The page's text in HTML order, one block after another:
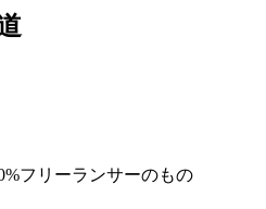
フリーランサーのもの